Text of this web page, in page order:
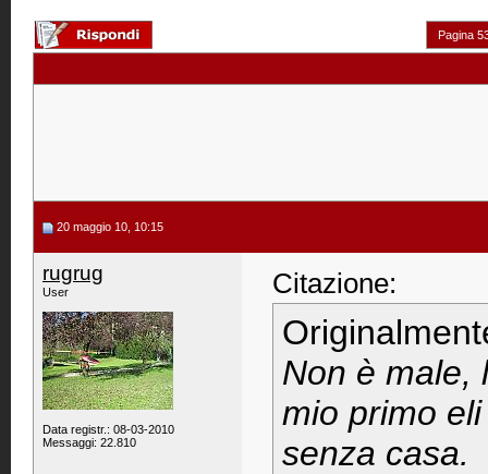
Pagina
20 maggio 10, 10:15
rugrug
User
Data registr.: 08-03-2010
Messaggi: 22.810
Citazione:
Non è male,
mio primo
senza casa.